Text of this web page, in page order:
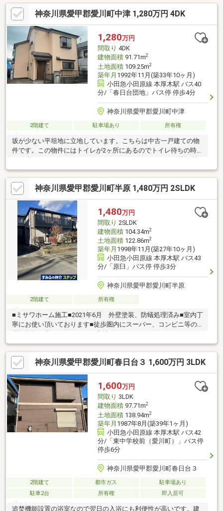
てきます。これらを一括で購入でき、その代金を住宅ローンに組
み込むことが可能なサービス、それがやどかリッチです。※東京
MXテレビ「カンニング竹山のイチバン研究所」２０２３年７月１
日放送
神奈川県愛甲郡愛川町中津 1,280万円 4DK
1,280万円
間取り 4DK
建物面積91.71m2
土地面積109.25m2
築年月 1992年11月(築33年10ヶ月)
小田急小田原線 本厚木駅 バス40
分/「春日台団地」バス停 停歩4分
神奈川県愛甲郡愛川町中津
2階建て 駐車場あり 所有権
坂が少ない平坦地に立地しています。こちらは中古一戸建ての物
件です。この物件にはトイレが2ヶ所にあるのでトイレ待ちの時間
にも優れています。浴室は窓付きとなっておりますので、換気が
容易に出来ます。和室には押入れが備わっているので、収納場所
を確保できます。全居室に収納がついておりますので、整理整頓
もばっちりです。
神奈川県愛甲郡愛川町半原 1,480万円 2SLDK
1,480万円
間取り 2SLDK
建物面積104.34m2
土地面積122.86m2
築年月 1998年11月(築27年10ヶ月)
小田急小田原線 本厚木駅 バス43
分/「原臼」バス停 停歩3分
神奈川県愛甲郡愛川町半原
2階建て 所有権
■ミサワホーム施工■2021年6月 外壁塗装、防蟻処理済み■室内丁
寧にお使い頂いております■徒歩圏内にスーパー、コンビニ等の
神奈川県愛甲郡愛川町春日台３ 1,600万円 3LDK
1,600万円
間取り 3LDK
建物面積97.71m2
土地面積138.94m2
築年月 1987年8月(築39年1ヶ月)
小田急小田原線 本厚木駅 バス42
分/「東中学校前（愛川町）」バス停
停歩6分
神奈川県愛甲郡愛川町春日台３
2階建て 都市ガス
駐車場あり
駐車2台
所有権 即入居可
追焚機能設置の浴室なので翌日の入浴にも利便性が高いです。建